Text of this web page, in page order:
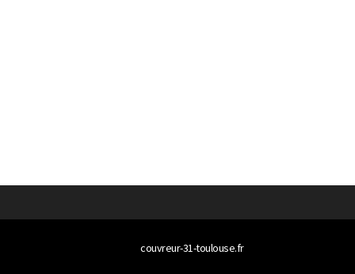
couvreur-31-toulouse.fr